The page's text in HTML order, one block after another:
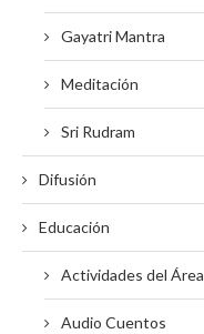
Gayatri Mantra
Meditación
Sri Rudram
Difusión
Educación
Actividades del Área
Audio Cuentos